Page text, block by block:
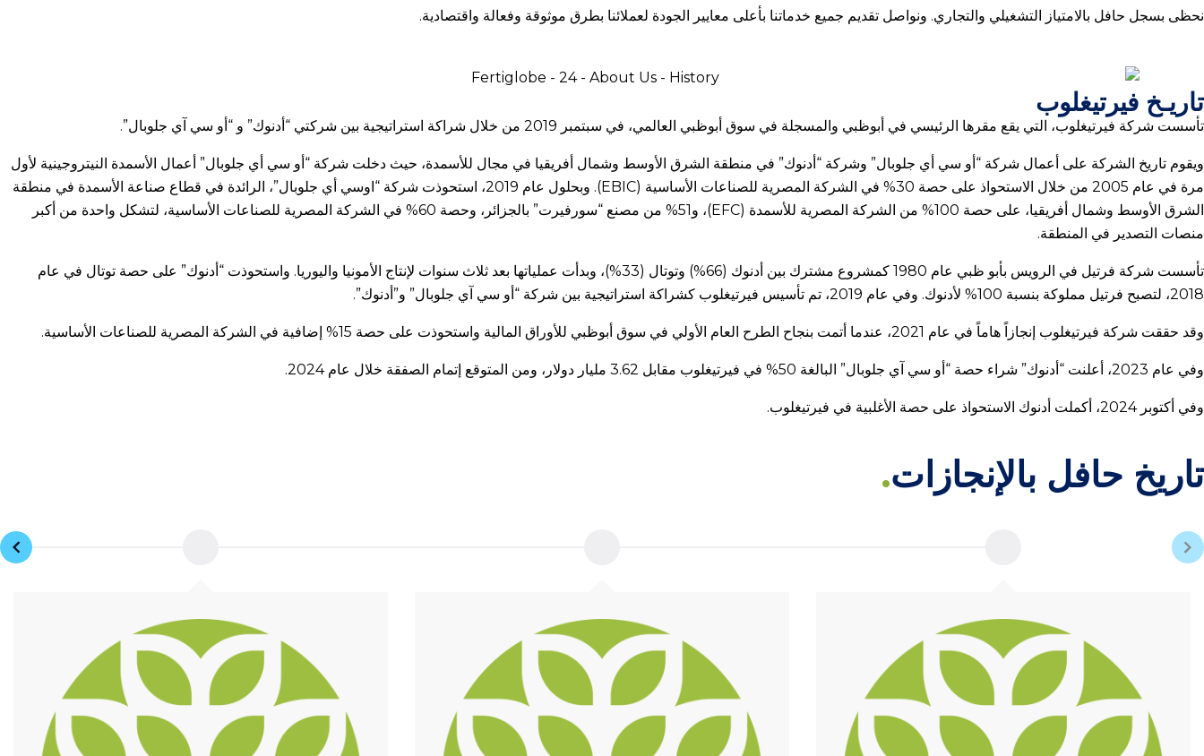
نحظى بسجل حافل بالامتياز التشغيلي والتجاري. ونواصل تقديم جميع خدماتنا بأعلى معايير الجودة لعملائنا بطرق موثوقة وفعالة واقتصادية.
تاريـخ فيرتيغلوب
تأسست شركة فيرتيغلوب، التي يقع مقرها الرئيسي في أبوظبي والمسجلة في سوق أبوظبي العالمي، في سبتمبر 2019 من خلال شراكة استراتيجية بين شركتي “أدنوك” و “أو سي آي جلوبال”.
ويقوم تاريخ الشركة على أعمال شركة “أو سي أي جلوبال” وشركة “أدنوك” في منطقة الشرق الأوسط وشمال أفريقيا في مجال للأسمدة، حيث دخلت شركة “أو سي أي جلوبال” أعمال الأسمدة النيتروجينية لأول
مرة في عام 2005 من خلال الاستحواذ على حصة 30% في الشركة المصرية للصناعات الأساسية (EBIC). وبحلول عام 2019، استحوذت شركة “اوسي أي جلوبال”، الرائدة في قطاع صناعة الأسمدة في منطقة
الشرق الأوسط وشمال أفريقيا، على حصة 100% من الشركة المصرية للأسمدة (EFC)، و51% من مصنع “سورفيرت” بالجزائر، وحصة 60% في الشركة المصرية للصناعات الأساسية، لتشكل واحدة من أكبر
منصات التصدير في المنطقة.
تأسست شركة فرتيل في الرويس بأبو ظبي عام 1980 كمشروع مشترك بين أدنوك (66%) وتوتال (33%)، وبدأت عملياتها بعد ثلاث سنوات لإنتاج الأمونيا واليوريا. واستحوذت “أدنوك” على حصة توتال في عام
2018، لتصبح فرتيل مملوكة بنسبة 100% لأدنوك. وفي عام 2019، تم تأسيس فيرتيغلوب كشراكة استراتيجية بين شركة “أو سي آي جلوبال” و”أدنوك”.
وقد حققت شركة فيرتيغلوب إنجازاً هاماً في عام 2021، عندما أتمت بنجاح الطرح العام الأولي في سوق أبوظبي للأوراق المالية واستحوذت على حصة 15% إضافية في الشركة المصرية للصناعات الأساسية.
وفي عام 2023، أعلنت “أدنوك” شراء حصة “أو سي آي جلوبال” البالغة 50% في فيرتيغلوب مقابل 3.62 مليار دولار، ومن المتوقع إتمام الصفقة خلال عام 2024.
وفي أكتوبر 2024، أكملت أدنوك الاستحواذ على حصة الأغلبية في فيرتيغلوب.
تاريخ حافل بالإنجازات.